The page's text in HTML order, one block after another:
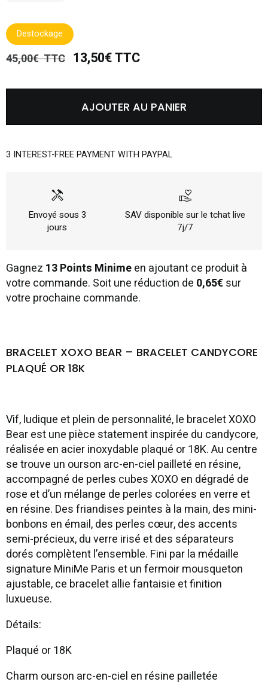
Destockage
45,00€ TTC 13,50€ TTC
AJOUTER AU PANIER
3 INTEREST-FREE PAYMENT WITH PAYPAL
handyman
Envoyé sous 3
jours
volunteer_activism
SAV disponible sur le tchat live
7j/7
Gagnez 13 Points Minimeen ajoutant ce produit à
votre commande. Soit une réduction de 0,65€sur
votre prochaine commande.
BRACELET XOXO BEAR – BRACELET CANDYCORE
PLAQUÉ OR 18K
Vif, ludique et plein de personnalité, le bracelet XOXO
Bear est une pièce statement inspirée du candycore,
réalisée en acier inoxydable plaqué or 18K. Au centre
se trouve un ourson arc-en-ciel pailleté en résine,
accompagné de perles cubes XOXO en dégradé de
rose et d’un mélange de perles colorées en verre et
en résine. Des friandises peintes à la main, des mini-
bonbons en émail, des perles cœur, des accents
semi-précieux, du verre irisé et des séparateurs
dorés complètent l’ensemble. Fini par la médaille
signature MiniMe Paris et un fermoir mousqueton
ajustable, ce bracelet allie fantaisie et finition
luxueuse.
Détails:
Plaqué or 18K
Charm ourson arc-en-ciel en résine pailletée